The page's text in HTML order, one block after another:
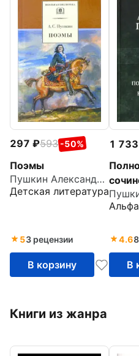
297 593 -50%
Поэмы
Пушкин Александр Сергеевич
Детская литература
53 рецензии
В корзину
1 733
томе
4.6
В
Книги из жанра